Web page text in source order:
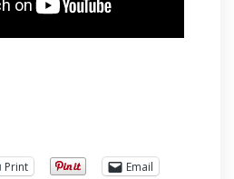
Print
Email